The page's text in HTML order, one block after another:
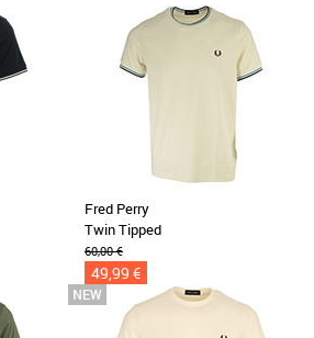
Fred Perry
Twin Tipped
60,00 €
49,99 €